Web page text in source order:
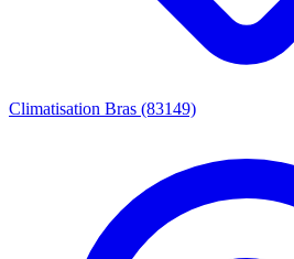
Climatisation Bras (83149)